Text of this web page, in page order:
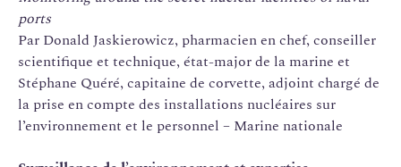
ports
Par Donald Jaskierowicz, pharmacien en chef, conseiller
scientifique et technique, état-major de la marine et
Stéphane Quéré, capitaine de corvette, adjoint chargé de
la prise en compte des installations nucléaires sur
l’environnement et le personnel – Marine nationale